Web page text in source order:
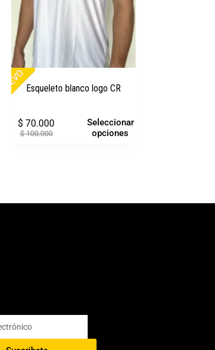
NUEVOEsqueleto blanco logo CR
$100.000
$ 70.000
Seleccionar
opciones